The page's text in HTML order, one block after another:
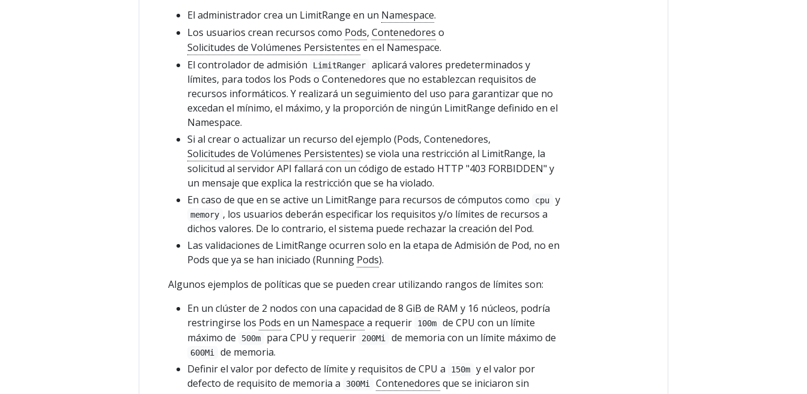
El administrador crea un LimitRange en un Namespace.
Los usuarios crean recursos como Pods, Contenedores o
Solicitudes de Volúmenes Persistentes en el Namespace.
El controlador de admisión
LimitRanger
aplicará valores predeterminados y
límites, para todos los Pods o Contenedores que no establezcan requisitos de
recursos informáticos. Y realizará un seguimiento del uso para garantizar que no
excedan el mínimo, el máximo, y la proporción de ningún LimitRange definido en el
Namespace.
Si al crear o actualizar un recurso del ejemplo (Pods, Contenedores,
Solicitudes de Volúmenes Persistentes) se viola una restricción al LimitRange, la
solicitud al servidor API fallará con un código de estado HTTP "403 FORBIDDEN" y
un mensaje que explica la restricción que se ha violado.
En caso de que en se active un LimitRange para recursos de cómputos como
cpu y
memory , los usuarios deberán especificar los requisitos y/o límites de recursos a
dichos valores. De lo contrario, el sistema puede rechazar la creación del Pod.
Las validaciones de LimitRange ocurren solo en la etapa de Admisión de Pod, no en
Pods que ya se han iniciado (Running Pods).
Algunos ejemplos de políticas que se pueden crear utilizando rangos de límites son:
En un clúster de 2 nodos con una capacidad de 8 GiB de RAM y 16 núcleos, podría
restringirse los Pods en un Namespace a requerir 100m
de CPU con un límite
máximo de
500m para CPU y requerir 200Mi de memoria con un límite máximo de
600Mi
de memoria.
Definir el valor por defecto de límite y requisitos de CPU a
150m
y el valor por
defecto de requisito de memoria a
300Mi Contenedores que se iniciaron sin